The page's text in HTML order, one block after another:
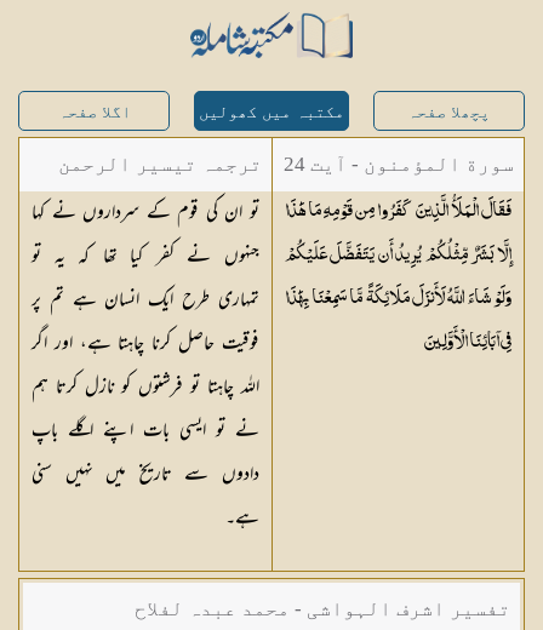
پچھلا صفحہ مکتبہ میں کھولیں اگلا صفحہ
سورة المؤمنون - آیت 24
فَقَالَ الْمَلَأُ الَّذِينَ كَفَرُوا مِن قَوْمِهِ مَا هَٰذَا
إِلَّا بَشَرٌ مِّثْلُكُمْ يُرِيدُ أَن يَتَفَضَّلَ عَلَيْكُمْ
وَلَوْ شَاءَ اللَّهُ لَأَنزَلَ مَلَائِكَةً مَّا سَمِعْنَا بِهَٰذَا
فِي آبَائِنَاالْأَوَّلِينَ
ترجمہ تیسیر الرحمن
لبیان القرآن - محمد
لقمان سلفی
تو ان کی قوم کے سرداروں نے کہا
جنہوں نے کفر کیا تھا کہ یہ تو
تمہاری طرح ایک انسان ہے تم پر
فوقیت حاصل کرنا چاہتا ہے، اور اگر
اللہ چاہتا تو فرشتوں کو نازل کرتا ہم
نے تو ایسی بات اپنے اگلے باپ
دادوں سے تاریخ میں نہیں سنی
ہے۔
تفسیر اشرف الہواشی - محمد عبدہ لفلاح